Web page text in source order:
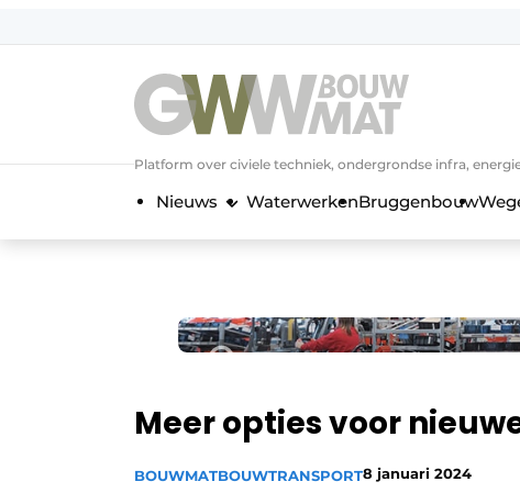
Platform over civiele techniek, ondergrondse infra,
Nieuws WaterwerkenBruggenbouw
Meer opties voor
BOUWMATBOUWTRANSPORT8 januari 2024